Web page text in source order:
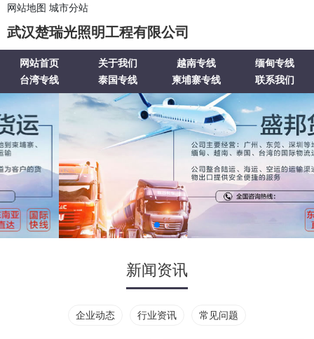
网站地图 城市分站
武汉楚瑞光照明工程有限公司
网站首页 关于我们 越南专线
缅甸专线
台湾专线
泰国专线 柬埔寨专线 联系我们
新闻资讯
企业动态 行业资讯 常见问题